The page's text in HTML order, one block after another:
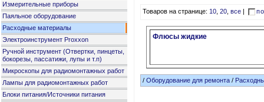
Измерительные приборы
Паяльное оборудование
Расходные материалы
Электроинструмент Proxxon
Ручной инструмент (Отвертки, пинцеты,
бокорезы, пассатижи, лупы и т.п)
Микроскопы для радиомонтажных работ
Лампы для радиомонтажных работ
Блоки питания/Источники питания
Товаров на странице:10,20,все
Флюсы жидкие
/Оборудование для ремонта /